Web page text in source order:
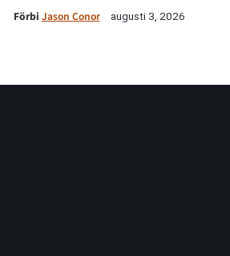
Förbi Jason Conor augusti 3, 2026